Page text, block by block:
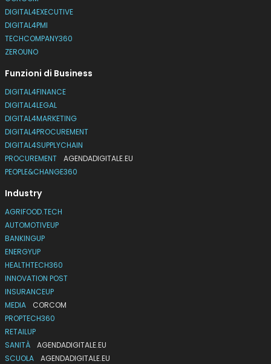
DIGITAL4EXECUTIVE
DIGITAL4PMI
TECHCOMPANY360
ZEROUNO
Funzioni di Business
DIGITAL4FINANCE
DIGITAL4LEGAL
DIGITAL4MARKETING
DIGITAL4PROCUREMENT
DIGITAL4SUPPLYCHAIN
PROCUREMENT
AGENDADIGITALE.EU
PEOPLE&CHANGE360
Industry
AGRIFOOD.TECH
AUTOMOTIVEUP
BANKINGUP
ENERGYUP
HEALTHTECH360
INNOVATION POST
INSURANCEUP
MEDIA
CORCOM
PROPTECH360
RETAILUP
SANITÀ
AGENDADIGITALE.EU
SCUOLA
AGENDADIGITALE.EU